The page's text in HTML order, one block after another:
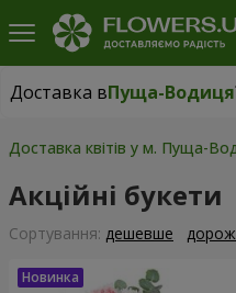
Доставка вПуща-Водиця
Доставка вПуща-Водиця
Доставка квітів у м. Пуща-
Акційні букети
Сортування: дешевше